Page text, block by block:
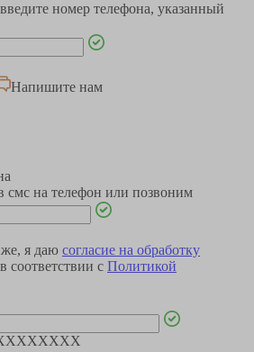
номер телефона, указанный
Напишите нам
на телефон или позвоним
я даю согласие на обработку
в соответствии с Политикой